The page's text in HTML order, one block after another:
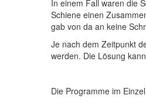
In einem Fall waren die
Schiene einen
gab von da an keine
Je nach dem Zeitpunkt
werden. Die Lösung
Die Programme im